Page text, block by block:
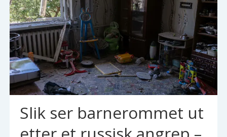
Slik ser barnerommet ut